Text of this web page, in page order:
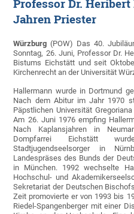
Professor Dr.
Jahren Priester
Würzburg (POW) Das 40.
Sonntag, 26. Juni, Professor Dr.
Bistums Eichstätt und seit
Kirchenrecht an der Universität
Hallermann wurde in Dortmund
Nach dem Abitur im Jahr 1970
Päpstlichen Universität
Am 26. Juni 1976 empfing
Nach Kaplansjahren in
Dompfarrei Eichstätt
Stadtjugendseelsorger in
Landespräses des Bunds der
in München. 1992 wechselte
Hochschul- und
Sekretariat der Deutschen
Zeit promovierte er von 1993 bis
Riedel-Spangenberger mit einer